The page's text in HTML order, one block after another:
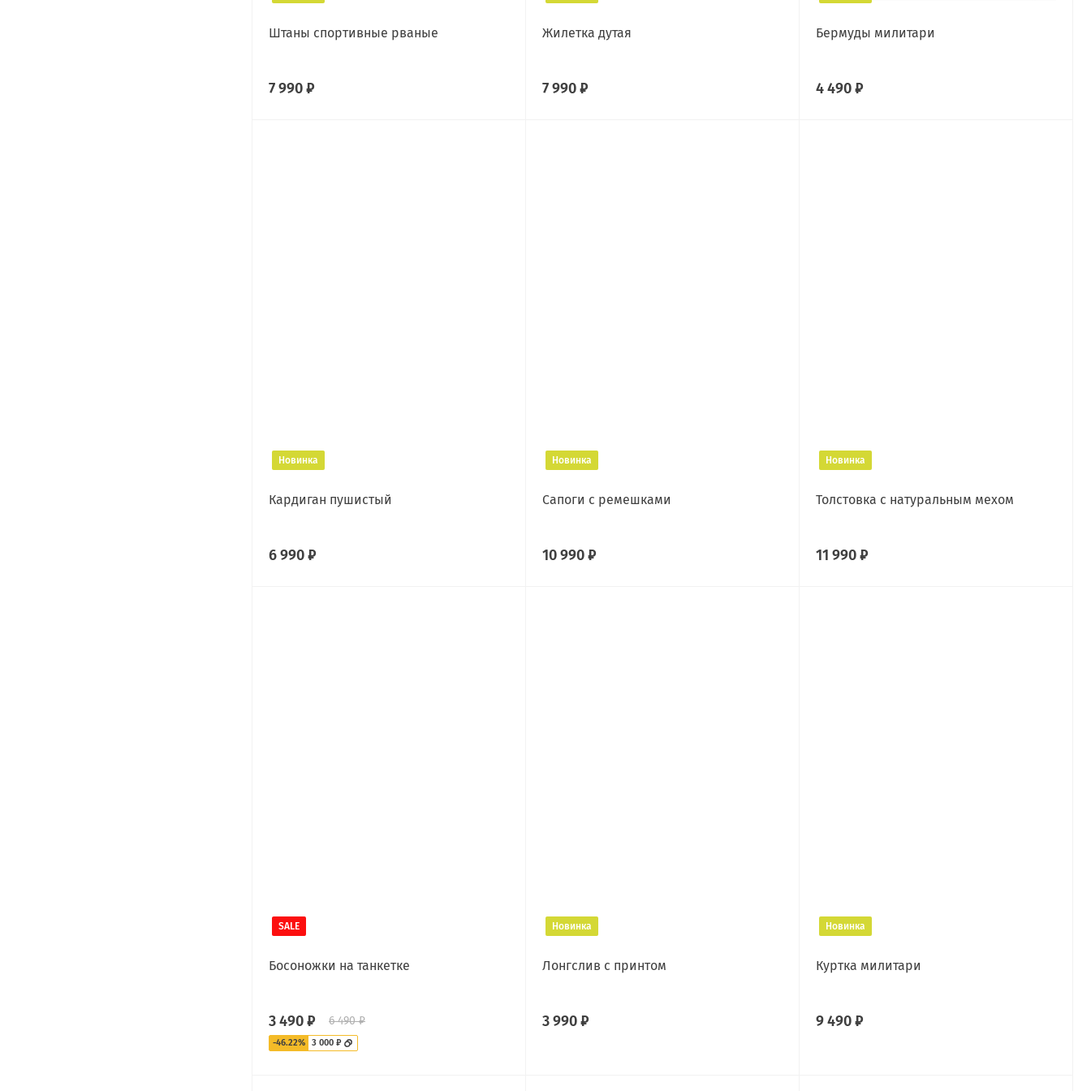
Штаны спортивные рваные
7 990 ₽
Жилетка дутая
7 990 ₽
Бермуды милитари
4 490 ₽
Новинка
Кардиган пушистый
6 990 ₽
Новинка
Сапоги с ремешками
10 990 ₽
Новинка
Толстовка с натуральным мехом
11 990 ₽
SALE
Босоножки на танкетке
3 490 ₽ 6 490 ₽
-46.22% 3 000 ₽
Новинка
Лонгслив с принтом
3 990 ₽
Новинка
Куртка милитари
9 490 ₽